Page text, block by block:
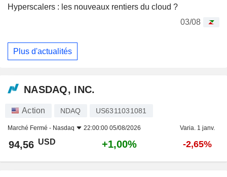
Hyperscalers : les nouveaux rentiers du cloud ?
03/08
Plus d'actualités
NASDAQ, INC.
Action NDAQ US6311031081
Marché Fermé - Nasdaq 22:00:00 05/08/2026 Varia. 1 janv.
94,56 USD +1,00% -2,65%